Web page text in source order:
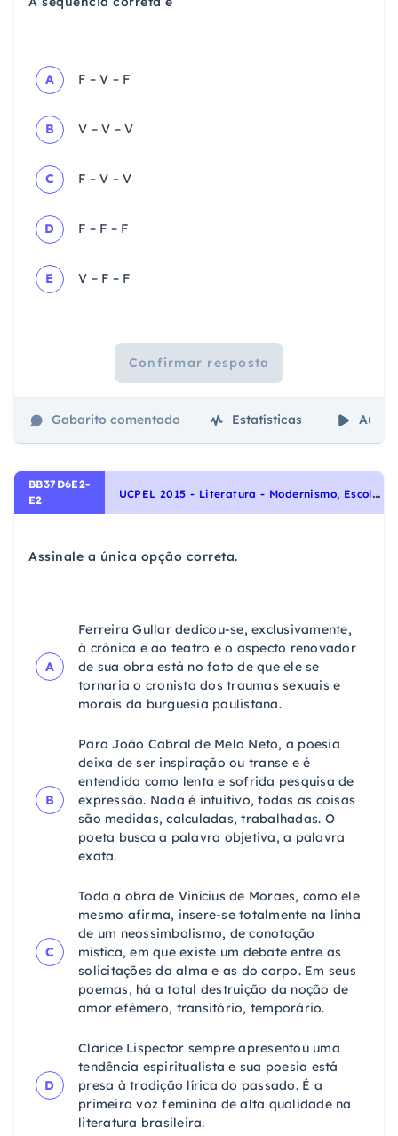
A F – V – F
B V – V – V
C F – V – V
D F – F – F
E V – F – F
Confirmar resposta
Gabarito comentado Estatísticas Aulas
BB37D6E2-
E2
U
CPEL 2015 - Literatura - Modernismo, Escolas Literárias
Assinale a única opção correta.
A
Ferreira Gullar dedicou-se, exclusivamente,
à crônica e ao teatro e o aspecto renovador
de sua obra está no fato de que ele se
tornaria o cronista dos traumas sexuais e
morais da burguesia paulistana.
B
Para João Cabral de Melo Neto, a poesia
deixa de ser inspiração ou transe e é
entendida como lenta e sofrida pesquisa de
expressão. Nada é intuitivo, todas as coisas
são medidas, calculadas, trabalhadas. O
poeta busca a palavra objetiva, a palavra
exata.
C
Toda a obra de Vinícius de Moraes, como ele
mesmo afirma, insere-se totalmente na linha
de um neossimbolismo, de conotação
mística, em que existe um debate entre as
solicitações da alma e as do corpo. Em seus
poemas, há a total destruição da noção de
amor efêmero, transitório, temporário.
D
Clarice Lispector sempre apresentou uma
tendência espiritualista e sua poesia está
presa à tradição lírica do passado. É a
primeira voz feminina de alta qualidade na
literatura brasileira.